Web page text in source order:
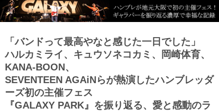
「バンドって最高やなと感じた一日でした」
ハルカミライ、キュウソネコカミ、岡崎体育、
KANA-BOON、
SEVENTEEN AGAiNらが熱演したハンブレッダ
ーズ初の主催フェス
『GALAXY PARK』を振り返る、愛と感動のラ